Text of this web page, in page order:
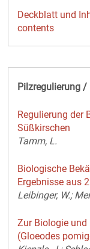
Deckblatt und
contents
Pilzregulierung
Regulierung der
Süßkirschen
Tamm, L.
Biologische
Ergebnisse aus
Leibinger, W.;
Zur Biologie und
(Gloeodes